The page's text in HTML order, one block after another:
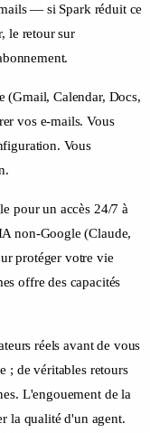
— si Spark réduit ce
le retour sur
(Gmail, Calendar, Docs,
vos e-mails. Vous
Vous
pour un accès 24/7 à
non-Google (Claude,
protéger votre vie
offre des capacités
réels avant de vous
; de véritables retours
L'engouement de la
la qualité d'un agent.